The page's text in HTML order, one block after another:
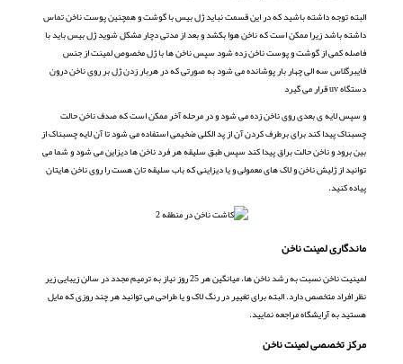
البته توجه داشته باشید که در این قسمت نباید ژل بیس با گوشت و همچنین پوست ناخن تماس
داشته باشد زیرا ممکن است که ناخن هوا بکشد و بعد از مدتی دچار مشکل شوید ژل بیس باید با
فاصله کمی از گوشت و پوست ناخن زده شود سپس ناخن ها با ژل مخصوص لمینت از جنس
فایبرگلاس سه الی چهار بار پوشانده می شود به صورتی که در هربار زدن ژل بر روی ناخن درون
دستگاه uv قرار می گیرد
و سپس لایه ی بعدی روی ناخن زده می شود و در مرحله آخر ممکن است که صدف ناخن حالت
چسبناک پیدا کند برای برطرف کردن آن از پد الکلی ضخیمی استفاده می شود تا آن لایه چسبناک از
بین برود و ناخن حالت براق پیدا کند سپس طبق سلیقه هر فرد ناخن ها دیزاین می شود و شما می
توانید از ژلیش ناخن و لاک های معمولی و یا دیزاینی که باب سلیقه تان هست را روی ناخن هایتان
پیاده کنید.
ماندگاری لمینت ناخن
لمینیت ناخن نسبت به رشد ناخن ها، میانگین هر 25 روز نیاز به ترمیم مجدد در سالن زیبایی زیر
نظر افراد متخصص دارد. البته برای تغییر در رنگ لاک و یا طراحی می توانید هر چند روزی که مایل
هستید به آرایشگاه مراجعه نمایید.
مرکز تخصصی لمینت ناخن